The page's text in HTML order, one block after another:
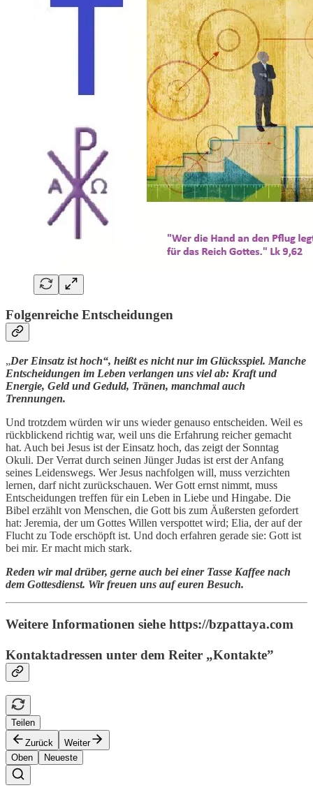
Folgenreiche Entscheidungen
„Der Einsatz ist hoch“, heißt es nicht nur im Glücksspiel. Manche
Entscheidungen im Leben verlangen uns viel ab: Kraft und
Energie, Geld und Geduld, Tränen, manchmal auch
Trennungen.
Und trotzdem würden wir uns wieder genauso entscheiden. Weil es
rückblickend richtig war, weil uns die Erfahrung reicher gemacht
hat. Auch bei Jesus ist der Einsatz hoch, das zeigt der Sonntag
Okuli. Der Verrat durch seinen Jünger Judas ist erst der Anfang
seines Leidenswegs. Wer Jesus nachfolgen will, muss verzichten
lernen, darf nicht zurückschauen. Wer Gott ernst nimmt, muss
Entscheidungen treffen für ein Leben in Liebe und Hingabe. Die
Bibel erzählt von Menschen, die Gott bis zum Äußersten gefordert
hat: Jeremia, der um Gottes Willen verspottet wird; Elia, der auf der
Flucht zu Tode erschöpft ist. Und doch erfahren gerade sie: Gott ist
bei mir. Er macht mich stark.
Reden wir mal drüber, gerne auch bei einer Tasse Kaffee nach
dem Gottesdienst. Wir freuen uns auf euren Besuch.
Weitere Informationen siehe https://bzpattaya.com
Kontaktadressen unter dem Reiter „Kontakte”
Teilen
Zurück
Weiter
Oben
Neueste